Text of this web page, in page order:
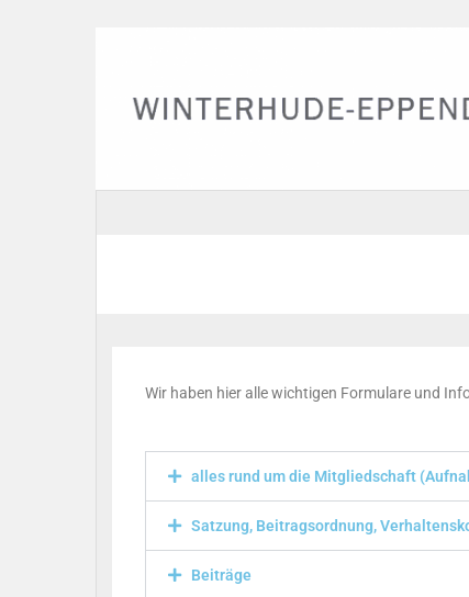
Wir haben hier alle wichtigen Formulare und
alles rund um die Mitgliedschaft
Satzung, Beitragsordnung,
Beiträge